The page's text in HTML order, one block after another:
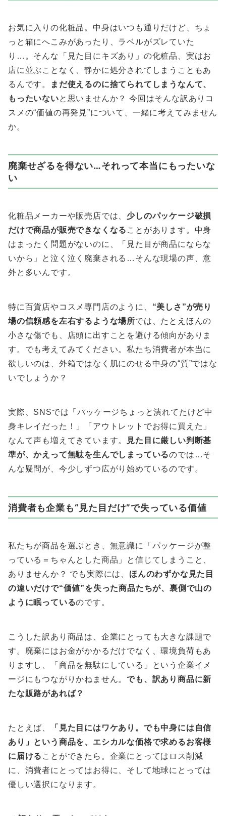
お気に入りの化粧品。中身はいつも通りだけど、ちょ
っと箱にへこみがあったり、ラベルがズレていた
り…。そんな「見た目にキズあり」の化粧品、実はお
店に並ぶことなく、静かに処分されてしまうこともあ
るんです。
まだ使えるのに捨てられてしまうなんて、
もったいないと思いませんか？ 今回はそんな訳ありコ
スメの“価値の再発見”について、一緒に考えてみません
か。
廃棄せざるを得ない…それって本当にもったいな
い
化粧品メーカーや販売店では、 少しのパッケージ破損
だけで商品が販売できなくなる ことがあります。中身
はまったく問題がないのに、「見た目が商品にならな
いから」と泣く泣く廃棄される…そんな現場の声、意
外と多いんです。
特に百貨店やコスメ専門店のように、 “美しさ”が売り
場の信頼感を左右するような場所では、たとえほんの
小さな傷でも、店頭に出すことを避ける傾向がありま
す。でも考えてみてください。私たち消費者が本当に
欲しいのは、外箱ではなく肌にのせる中身の“質”ではな
いでしょうか？
実際、SNSでは「パッケージちょっと潰れてたけど中
身キレイだった！」「アウトレットでお得に買えた」
なんて声も増えてきています。
見た目に厳しい判断基
準が、かえって無駄を生んでしまっているのでは…そ
んな疑問が、今少しずつ広がり始めているのです。
消費者も企業も“見た目だけ”で失っている価値
私たちが商品を選ぶとき、無意識に「パッケージが整
っている＝ちゃんとした商品」と信じてしまうこと、
ありませんか？ でも実際には、 ほんのわずかな見た目
の違いだけで“価値”を失った商品たちが、裏側で山の
ように眠っているのです。
こうした訳あり商品は、企業にとっても大きな課題で
す。廃棄にはお金がかかるだけでなく、環境負荷もあ
りますし、「商品を無駄にしている」という企業イメ
ージにもつながりかねません。でも、訳あり商品に新
たな販路があれば？
たとえば、
「見た目にはワケあり。でも中身には自信
あり」という商品を、エシカルな価格で求めるお客様
に届ける ことができたら。企業にとってはロス削減
に、消費者にとってはお得に、そして地球にとっては
優しい選択になります。